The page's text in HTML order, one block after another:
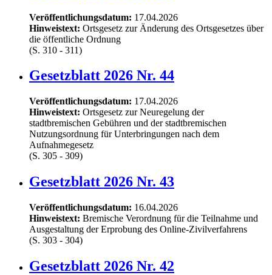
Veröffentlichungsdatum: 17.04.2026
Hinweistext: Ortsgesetz zur Änderung des Ortsgesetzes über
die öffentliche Ordnung
(S. 310 - 311)
Gesetzblatt 2026 Nr. 44
Veröffentlichungsdatum: 17.04.2026
Hinweistext: Ortsgesetz zur Neuregelung der
stadtbremischen Gebühren und der stadtbremischen
Nutzungsordnung für Unterbringungen nach dem
Aufnahmegesetz
(S. 305 - 309)
Gesetzblatt 2026 Nr. 43
Veröffentlichungsdatum: 16.04.2026
Hinweistext: Bremische Verordnung für die Teilnahme und
Ausgestaltung der Erprobung des Online-Zivilverfahrens
(S. 303 - 304)
Gesetzblatt 2026 Nr. 42